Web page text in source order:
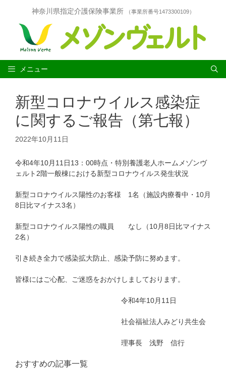
キ
神奈川県指定介護保険事業所 （事業所番号1473300109）
メニュー
新型コロナウイルス感染症
に関するご報告（第七報）
2022年10月11日
令和4年10月11日13：00時点・特別養護老人ホームメゾンヴ
ェルト2階一般棟における新型コロナウイルス発生状況
新型コロナウイルス陽性のお客様 1名（施設内療養中・10月
8日比マイナス3名）
新型コロナウイルス陽性の職員 なし（10月8日比マイナス
2名）
引き続き全力で感染拡大防止、感染予防に努めます。
皆様にはご心配、ご迷惑をおかけしましております。
令和4年10月11日
社会福祉法人みどり共生会
理事長 浅野 信行
おすすめの記事一覧